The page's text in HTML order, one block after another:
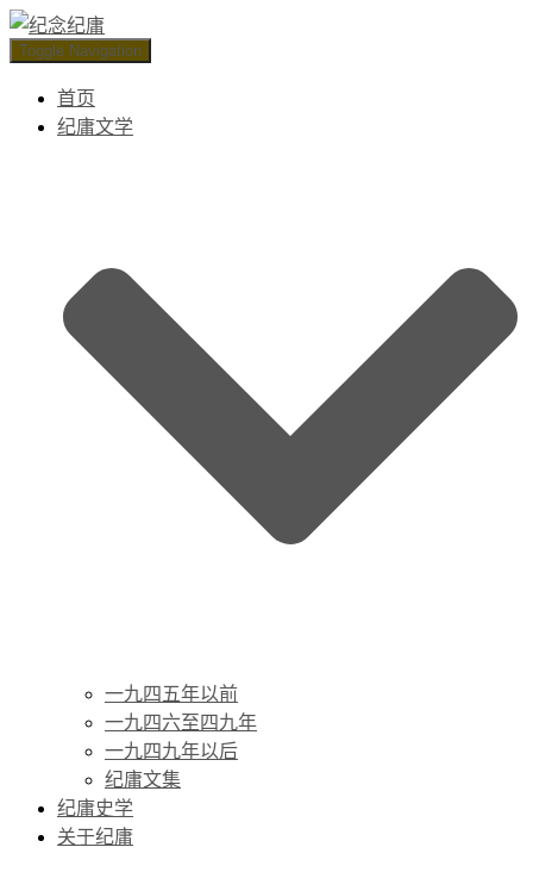
Toggle Navigation
首页
纪庸文学
一九四五年以前
一九四六至四九年
一九四九年以后
纪庸文集
纪庸史学
关于纪庸